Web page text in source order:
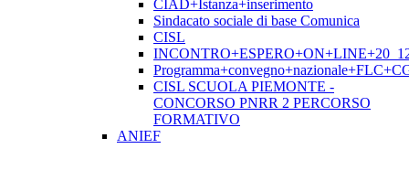
CIAD+Istanza+inserimento
Sindacato sociale di base Comunica
CISL
CISL SCUOLA PIEMONTE -
CONCORSO PNRR 2 PERCORSO
FORMATIVO
ANIEF